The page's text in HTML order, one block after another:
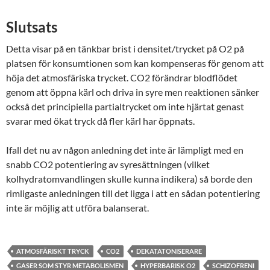
Slutsats
Detta visar på en tänkbar brist i densitet/trycket på O2 på
platsen för konsumtionen som kan kompenseras för genom att
höja det atmosfäriska trycket. CO2 förändrar blodflödet
genom att öppna kärl och driva in syre men reaktionen sänker
också det principiella partialtrycket om inte hjärtat genast
svarar med ökat tryck då fler kärl har öppnats.
Ifall det nu av någon anledning det inte är lämpligt med en
snabb CO2 potentiering av syresättningen (vilket
kolhydratomvandlingen skulle kunna indikera) så borde den
rimligaste anledningen till det ligga i att en sådan potentiering
inte är möjlig att utföra balanserat.
ATMOSFÄRISKT TRYCK CO2
DEKATATONISERARE
GASER SOM STYR METABOLISMEN
HYPERBARISK O2
SCHIZOFRENI